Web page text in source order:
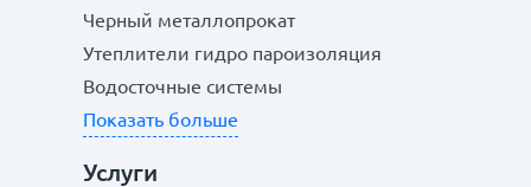
Черный металлопрокат
Утеплители гидро пароизоляция
Водосточные системы
Показать больше
Услуги